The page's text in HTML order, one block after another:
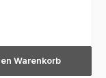
Warenkorb